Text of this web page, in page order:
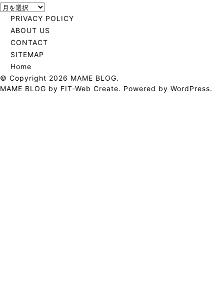
ア
PRIVACY POLICY
ABOUT US
CONTACT
SITEMAP
Home
© Copyright 2026 MAME BLOG.
MAME BLOG by FIT-Web Create. Powered by WordPress.